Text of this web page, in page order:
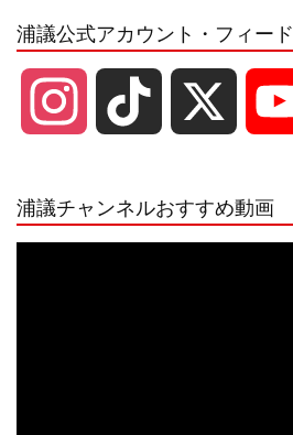
浦議公式アカウント・フィード
浦議チャンネルおすすめ動画